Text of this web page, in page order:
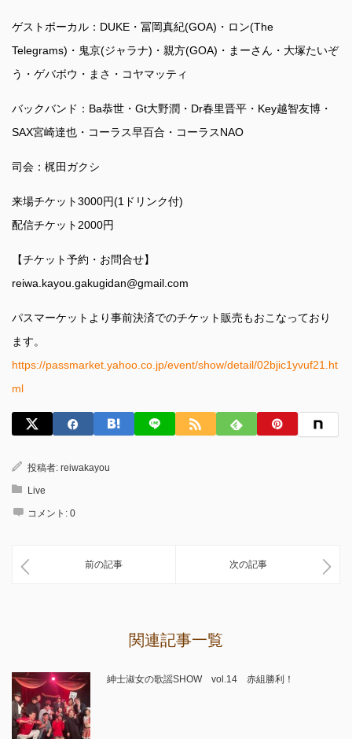
ゲストボーカル：DUKE・冨岡真紀(GOA)・ロン(The
Telegrams)・鬼京(ジャラナ)・親方(GOA)・まーさん・大塚たいぞ
う・ゲバボウ・まさ・コヤマッティ
バックバンド：Ba恭世・Gt大野潤・Dr春里晋平・Key越智友博・
SAX宮崎達也・コーラス早百合・コーラスNAO
司会：梶田ガクシ
来場チケット3000円(1ドリンク付)
配信チケット2000円
【チケット予約・お問合せ】
reiwa.kayou.gakugidan@gmail.com
パスマーケットより事前決済でのチケット販売もおこなっており
ます。
https://passmarket.yahoo.co.jp/event/show/detail/02bjic1yvuf21.ht
ml
投稿者: reiwakayou
Live
コメント: 0
前の記事 次の記事
関連記事一覧
紳士淑女の歌謡SHOW vol.14 赤組勝利！